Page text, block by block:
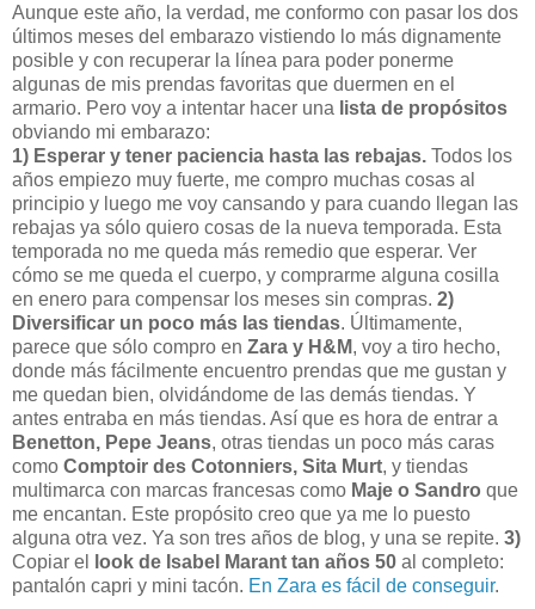
Aunque este año, la verdad, me conformo con pasar los dos
últimos meses del embarazo vistiendo lo más dignamente
posible y con recuperar la línea para poder ponerme
algunas de mis prendas favoritas que duermen en el
armario. Pero voy a intentar hacer una lista de propósitos
obviando mi embarazo:
1) Esperar y tener paciencia hasta las rebajas. Todos los
años empiezo muy fuerte, me compro muchas cosas al
principio y luego me voy cansando y para cuando llegan las
rebajas ya sólo quiero cosas de la nueva temporada. Esta
temporada no me queda más remedio que esperar. Ver
cómo se me queda el cuerpo, y comprarme alguna cosilla
en enero para compensar los meses sin compras. 2)
Diversificar un poco más las tiendas. Últimamente,
parece que sólo compro en Zara y H&M, voy a tiro hecho,
donde más fácilmente encuentro prendas que me gustan y
me quedan bien, olvidándome de las demás tiendas. Y
antes entraba en más tiendas. Así que es hora de entrar a
Benetton, Pepe Jeans, otras tiendas un poco más caras
como Comptoir des Cotonniers, Sita Murt, y tiendas
multimarca con marcas francesas como Maje o Sandro que
me encantan. Este propósito creo que ya me lo puesto
alguna otra vez. Ya son tres años de blog, y una se repite. 3)
Copiar el
look de Isabel Marant tan años 50 al completo:
pantalón capri y mini tacón. En Zara es fácil de conseguir.